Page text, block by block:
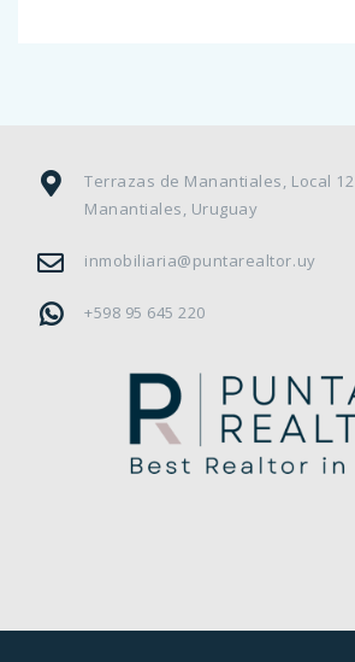
Terrazas de Manantiales, Local 12
Manantiales, Uruguay
inmobiliaria@puntarealtor.uy
+598 95 645 220